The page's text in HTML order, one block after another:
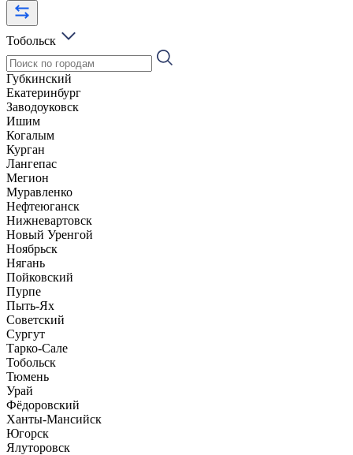
Тобольск
Губкинский
Екатеринбург
Заводоуковск
Ишим
Когалым
Курган
Лангепас
Мегион
Муравленко
Нефтеюганск
Нижневартовск
Новый Уренгой
Ноябрьск
Нягань
Пойковский
Пурпе
Пыть-Ях
Советский
Сургут
Тарко-Сале
Тобольск
Тюмень
Урай
Фёдоровский
Ханты-Мансийск
Югорск
Ялуторовск